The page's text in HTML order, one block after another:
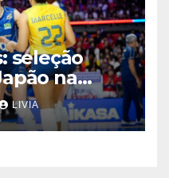
seleção
na
mata
LIVIA